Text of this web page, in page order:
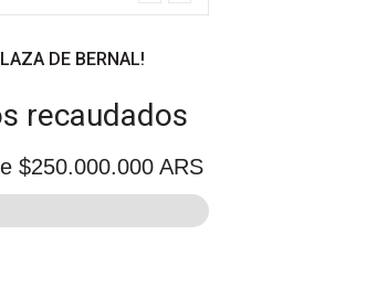
DE BERNAL!
recaudados
$250.000.000 ARS